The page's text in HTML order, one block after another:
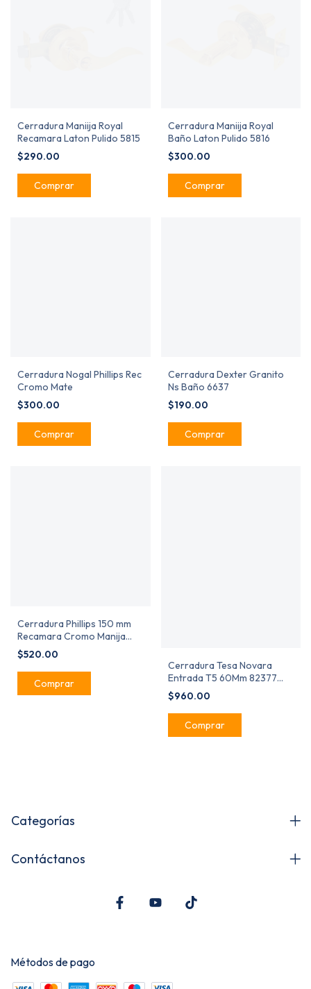
Cerradura Maniija Royal
Recamara Laton Pulido 5815
$290.00
Cerradura Maniija Royal
Baño Laton Pulido 5816
$300.00
Cerradura Nogal Phillips Rec
Cromo Mate
$300.00
Cerradura Dexter Granito
Ns Baño 6637
$190.00
Cerradura Phillips 150 mm
Recamara Cromo Manija
MX25
$520.00
Cerradura Tesa Novara
Entrada T5 60Mm 82377
Llave Llave 4030
$960.00
Categorías
Contáctanos
Métodos de pago